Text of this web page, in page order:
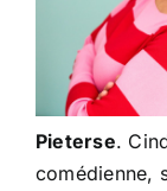
Pieterse.
comédienne,